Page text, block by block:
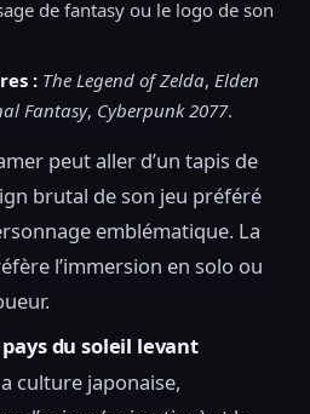
de fantasy ou le logo de son
: The Legend of Zelda, Elden
Fantasy, Cyberpunk 2077.
peut aller d’un tapis de
brutal de son jeu préféré
emblématique. La
l’immersion en solo ou
du soleil levant
culture japonaise,